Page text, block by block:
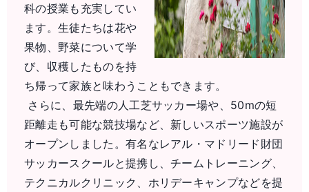
科の授業も充実してい
ます。生徒たちは花や
果物、野菜について学
び、収穫したものを持
ち帰って家族と味わうこともできます。
さらに、最先端の人工芝サッカー場や、50mの短
距離走も可能な競技場など、新しいスポーツ施設が
オープンしました。有名なレアル・マドリード財団
サッカースクールと提携し、チームトレーニング、
テクニカルクリニック、ホリデーキャンプなどを提